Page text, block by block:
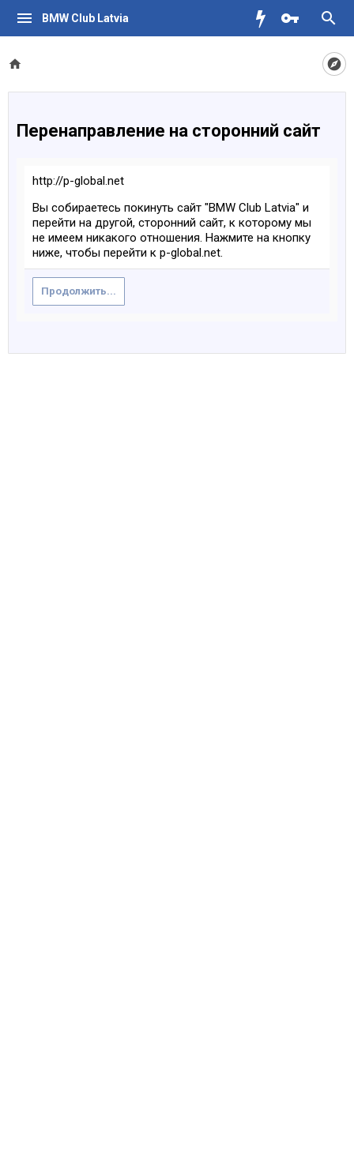
BMW Club Latvia
Перенаправление на сторонний сайт
http://p-global.net
Вы собираетесь покинуть сайт "BMW Club Latvia" и
перейти на другой, сторонний сайт, к которому мы
не имеем никакого отношения. Нажмите на кнопку
ниже, чтобы перейти к p-global.net.
Продолжить...